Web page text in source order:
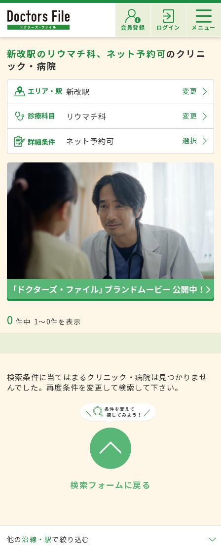
会員登録 ログイン メニュー
新改駅のリウマチ科、ネット予約可のクリニ
ック・病院
エリア・駅 新改駅 変更
診療科目 リウマチ科 変更
詳細条件 ネット予約可 選択
0 件中 1〜0件を表示
検索条件に当てはまるクリニック・病院は見つかりませ
んでした。再度条件を変更して検索して下さい。
検索フォームに戻る
他の沿線・駅で絞り込む